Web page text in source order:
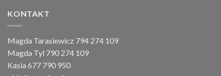
KONTAKT
Magda Tarasiewicz 794 274 109
Magda Tyl 790 274 109
Kasia 677 790 950